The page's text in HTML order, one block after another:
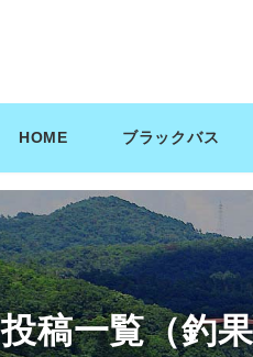
HOME ブラックバス
投稿一覧（釣